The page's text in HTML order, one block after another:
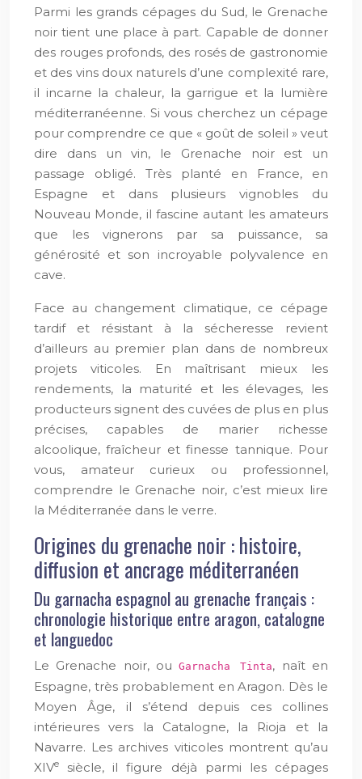
Parmi les grands cépages du Sud, le Grenache
noir tient une place à part. Capable de donner
des rouges profonds, des rosés de gastronomie
et des vins doux naturels d’une complexité rare,
il incarne la chaleur, la garrigue et la lumière
méditerranéenne. Si vous cherchez un cépage
pour comprendre ce que « goût de soleil » veut
dire dans un vin, le Grenache noir est un
passage obligé. Très planté en France, en
Espagne et dans plusieurs vignobles du
Nouveau Monde, il fascine autant les amateurs
que les vignerons par sa puissance, sa
générosité et son incroyable polyvalence en
cave.
Face au changement climatique, ce cépage
tardif et résistant à la sécheresse revient
d’ailleurs au premier plan dans de nombreux
projets viticoles. En maîtrisant mieux les
rendements, la maturité et les élevages, les
producteurs signent des cuvées de plus en plus
précises, capables de marier richesse
alcoolique, fraîcheur et finesse tannique. Pour
vous, amateur curieux ou professionnel,
comprendre le Grenache noir, c’est mieux lire
la Méditerranée dans le verre.
Origines du grenache noir : histoire,
diffusion et ancrage méditerranéen
Du garnacha espagnol au grenache français :
chronologie historique entre aragon, catalogne
et languedoc
Le Grenache noir, ouGarnacha Tinta, naît en
Espagne, très probablement en Aragon. Dès le
Moyen Âge, il s’étend depuis ces collines
intérieures vers la Catalogne, la Rioja et la
Navarre. Les archives viticoles montrent qu’au
XIVe
siècle, il figure déjà parmi les cépages